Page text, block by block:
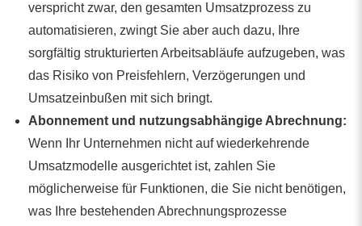
verspricht zwar, den gesamten Umsatzprozess zu
automatisieren, zwingt Sie aber auch dazu, Ihre
sorgfältig strukturierten Arbeitsabläufe aufzugeben, was
das Risiko von Preisfehlern, Verzögerungen und
Umsatzeinbußen mit sich bringt.
Abonnement und nutzungsabhängige Abrechnung:
Wenn Ihr Unternehmen nicht auf wiederkehrende
Umsatzmodelle ausgerichtet ist, zahlen Sie
möglicherweise für Funktionen, die Sie nicht benötigen,
was Ihre bestehenden Abrechnungsprozesse